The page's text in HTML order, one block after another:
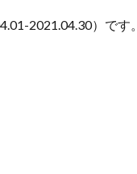
2021.04.30）です。